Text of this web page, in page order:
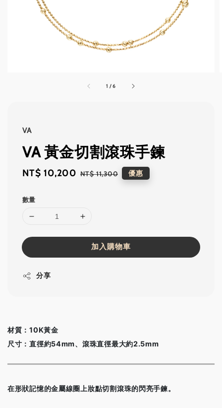
1 /6
VA
VA 黃金切割滾珠手鍊
Sale
NT$ 10,200 Regular
NT$ 11,300 優惠
數量
加入購物車
分享
材質：10K黃金
尺寸：直徑約54mm、滾珠直徑最大約2.5mm
在形狀記憶的金屬線圈上妝點切割滾珠的閃亮手鍊。